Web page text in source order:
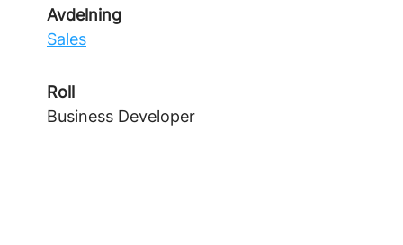
Avdelning
Sales
Roll
Business Developer